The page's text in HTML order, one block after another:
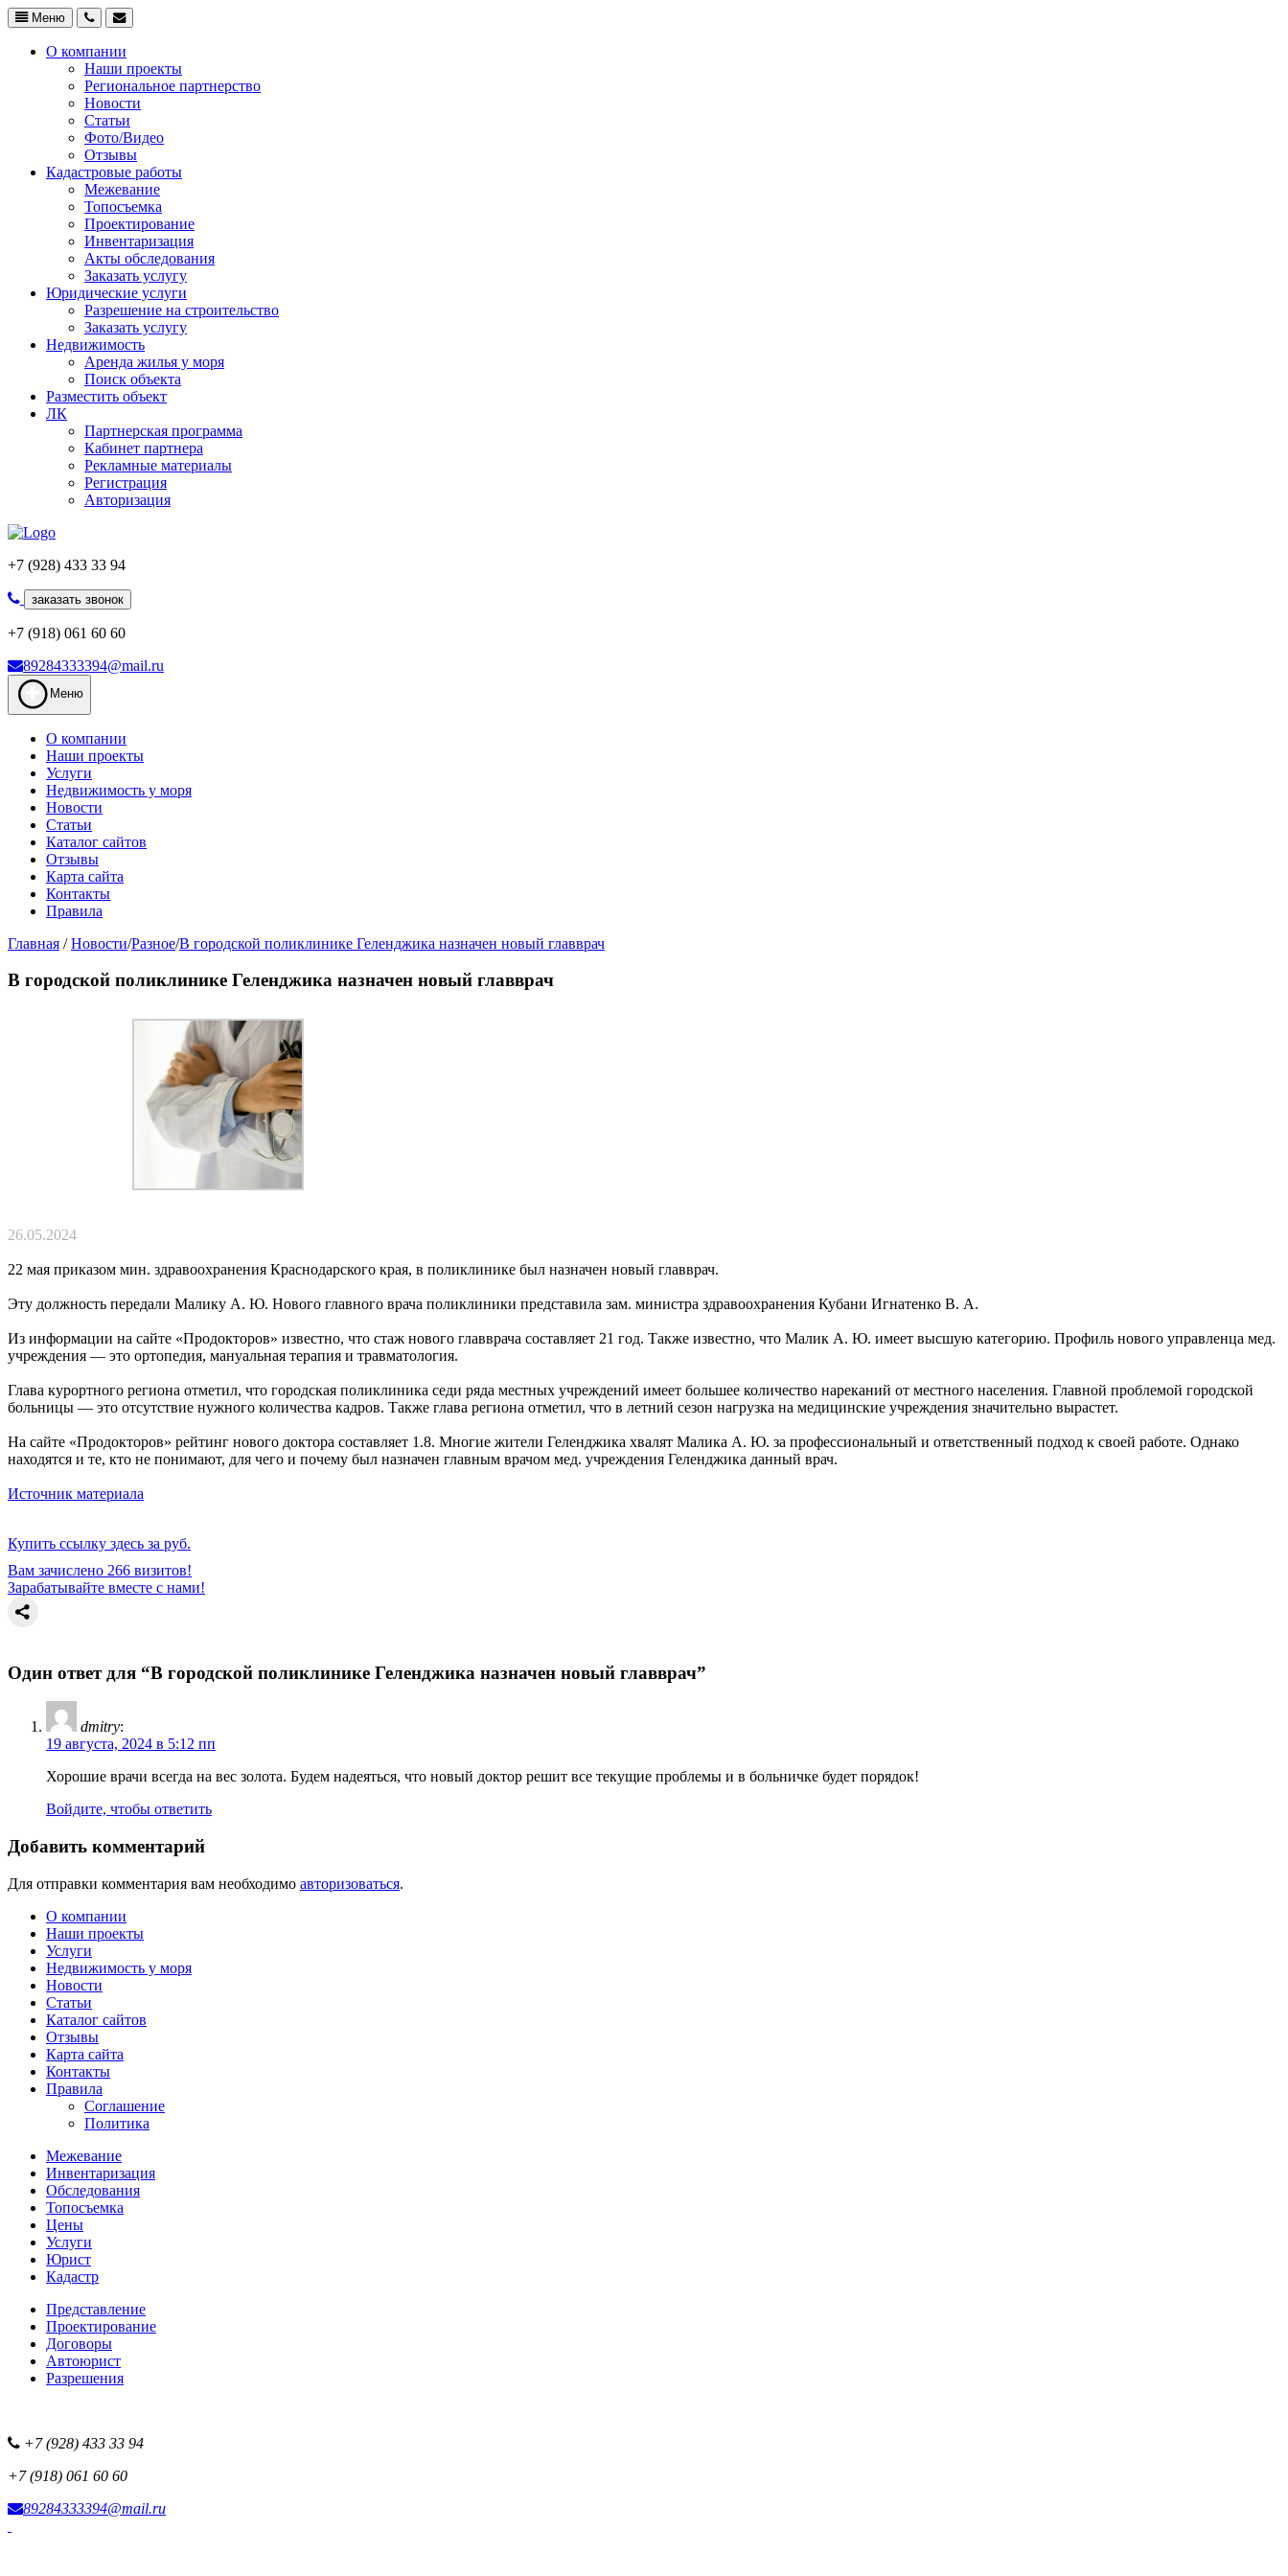
Меню
О компании
Наши проекты
Региональное партнерство
Новости
Статьи
Фото/Видео
Отзывы
Кадастровые работы
Межевание
Топосъемка
Проектирование
Инвентаризация
Акты обследования
Заказать услугу
Юридические услуги
Разрешение на строительство
Заказать услугу
Недвижимость
Аренда жилья у моря
Поиск объекта
Разместить объект
ЛК
Партнерская программа
Кабинет партнера
Рекламные материалы
Регистрация
Авторизация
+7 (928) 433 33 94
заказать звонок
+7 (918) 061 60 60
89284333394@mail.ru
Меню
О компании
Наши проекты
Услуги
Недвижимость у моря
Новости
Статьи
Каталог сайтов
Отзывы
Карта сайта
Контакты
Правила
Главная /Новости/Разное/В городской поликлинике Геленджика назначен новый главврач
В городской поликлинике Геленджика назначен новый главврач
26.05.2024
22 мая приказом мин. здравоохранения Краснодарского края, в поликлинике был назначен новый главврач.
Эту должность передали Малику А. Ю. Нового главного врача поликлиники представила зам. министра здравоохранения Кубани Игнатенко В. А.
Из информации на сайте «Продокторов» известно, что стаж нового главврача составляет 21 год. Также известно, что Малик А. Ю. имеет высшую категорию. Профиль нового управленца мед.
учреждения — это ортопедия, мануальная терапия и травматология.
Глава курортного региона отметил, что городская поликлиника седи ряда местных учреждений имеет большее количество нареканий от местного населения. Главной проблемой городской
больницы — это отсутствие нужного количества кадров. Также глава региона отметил, что в летний сезон нагрузка на медицинские учреждения значительно вырастет.
На сайте «Продокторов» рейтинг нового доктора составляет 1.8. Многие жители Геленджика хвалят Малика А. Ю. за профессиональный и ответственный подход к своей работе. Однако
находятся и те, кто не понимают, для чего и почему был назначен главным врачом мед. учреждения Геленджика данный врач.
Источник материала
Купить ссылку здесь за руб.
Вам зачислено 266 визитов!
Зарабатывайте вместе с нами!
Один ответ для “В городской поликлинике Геленджика назначен новый главврач”
dmitry:
19 августа, 2024 в 5:12 пп
Хорошие врачи всегда на вес золота. Будем надеяться, что новый доктор решит все текущие проблемы и в больничке будет порядок!
Войдите, чтобы ответить
Добавить комментарий
Для отправки комментария вам необходимо авторизоваться.
О компании
Наши проекты
Услуги
Недвижимость у моря
Новости
Статьи
Каталог сайтов
Отзывы
Карта сайта
Контакты
Правила
Соглашение
Политика
Межевание
Инвентаризация
Обследования
Топосъемка
Цены
Услуги
Юрист
Кадастр
Представление
Проектирование
Договоры
Автоюрист
Разрешения
+7 (928) 433 33 94
+7 (918) 061 60 60
89284333394@mail.ru